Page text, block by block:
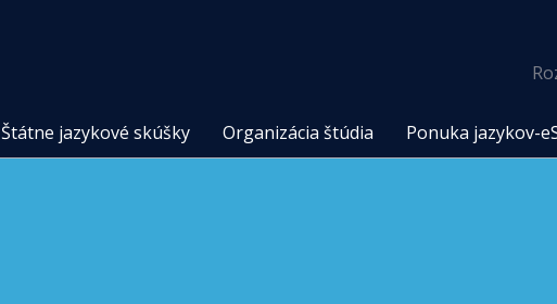
Štátne jazykové skúšky Organizácia štúdia Ponuka jazykov-